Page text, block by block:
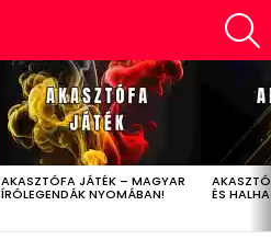
AKASZTÓFA JÁTÉK – MAGYAR
ÍRÓLEGENDÁK NYOMÁBAN! ÉS